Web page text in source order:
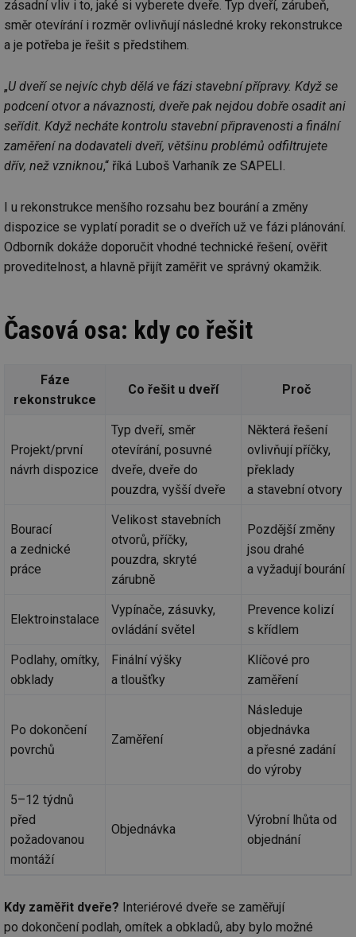
zásadní vliv i to, jaké si vyberete dveře. Typ dveří, zárubeň,
směr otevírání i rozměr ovlivňují následné kroky rekonstrukce
a je potřeba je řešit s předstihem.
„U dveří se nejvíc chyb dělá ve fázi stavební přípravy. Když se
podcení otvor a návaznosti, dveře pak nejdou dobře osadit ani
seřídit. Když necháte kontrolu stavební připravenosti a finální
zaměření na dodavateli dveří, většinu problémů odfiltrujete
dřív, než vzniknou,“ říká Luboš Varhaník ze SAPELI.
I u rekonstrukce menšího rozsahu bez bourání a změny
dispozice se vyplatí poradit se o dveřích už ve fázi plánování.
Odborník dokáže doporučit vhodné technické řešení, ověřit
proveditelnost, a hlavně přijít zaměřit ve správný okamžik.
Časová osa: kdy co řešit
Fáze
rekonstrukce
Co řešit u dveří Proč
Projekt/první
návrh dispozice
Typ dveří, směr
otevírání, posuvné
dveře, dveře do
pouzdra, vyšší dveře
Některá řešení
ovlivňují příčky,
překlady
a stavební otvory
Bourací
a zednické
práce
Velikost stavebních
otvorů, příčky,
pouzdra, skryté
zárubně
Pozdější změny
jsou drahé
a vyžadují bourání
Elektroinstalace
Vypínače, zásuvky,
ovládání světel
Prevence kolizí
s křídlem
Podlahy, omítky,
obklady
Finální výšky
a tloušťky
Klíčové pro
zaměření
Po dokončení
povrchů
Zaměření
Následuje
objednávka
a přesné zadání
do výroby
5–12 týdnů
před
požadovanou
montáží
Objednávka
Výrobní lhůta od
objednání
Kdy zaměřit dveře? Interiérové dveře se zaměřují
po dokončení podlah, omítek a obkladů, aby bylo možné